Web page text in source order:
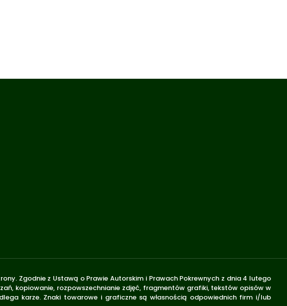
Zgodnie z Ustawą o Prawie Autorskim i Prawach Pokrewnych z dnia 4 lutego
kopiowanie, rozpowszechnianie zdjęć, fragmentów grafiki, tekstów opisów w
karze. Znaki towarowe i graficzne są własnością odpowiednich firm i/lub